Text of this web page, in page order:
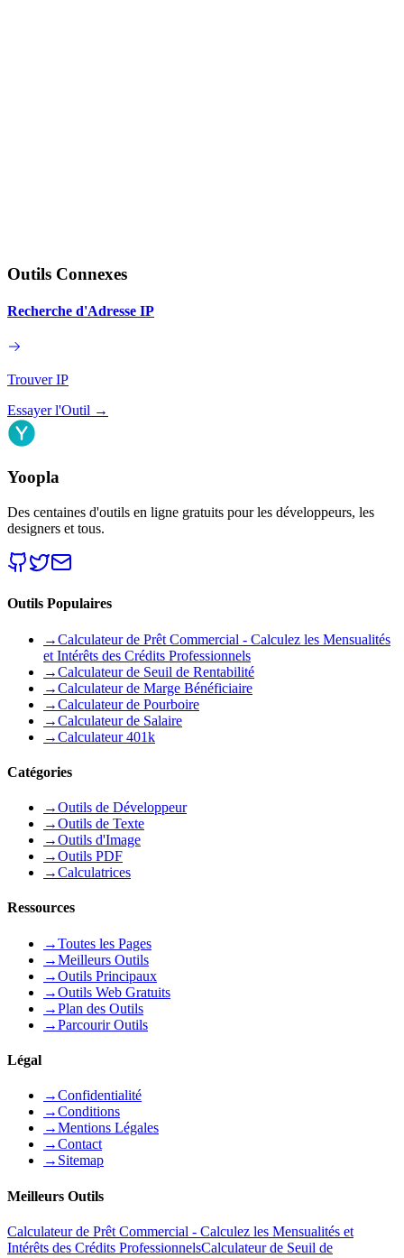
Outils Connexes
Recherche d'Adresse IP
Trouver IP
Essayer l'Outil →
Yoopla
Des centaines d'outils en ligne gratuits pour les développeurs, les
designers et tous.
Outils Populaires
→Calculateur de Prêt Commercial - Calculez les Mensualités
et Intérêts des Crédits Professionnels
→Calculateur de Seuil de Rentabilité
→Calculateur de Marge Bénéficiaire
→Calculateur de Pourboire
→Calculateur de Salaire
→Calculateur 401k
Catégories
→Outils de Développeur
→Outils de Texte
→Outils d'Image
→Outils PDF
→Calculatrices
Ressources
→Toutes les Pages
→Meilleurs Outils
→Outils Principaux
→Outils Web Gratuits
→Plan des Outils
→Parcourir Outils
Légal
→Confidentialité
→Conditions
→Mentions Légales
→Contact
→ Sitemap
Meilleurs Outils
Calculateur de Prêt Commercial - Calculez les Mensualités et
Intérêts des Crédits ProfessionnelsCalculateur de Seuil de